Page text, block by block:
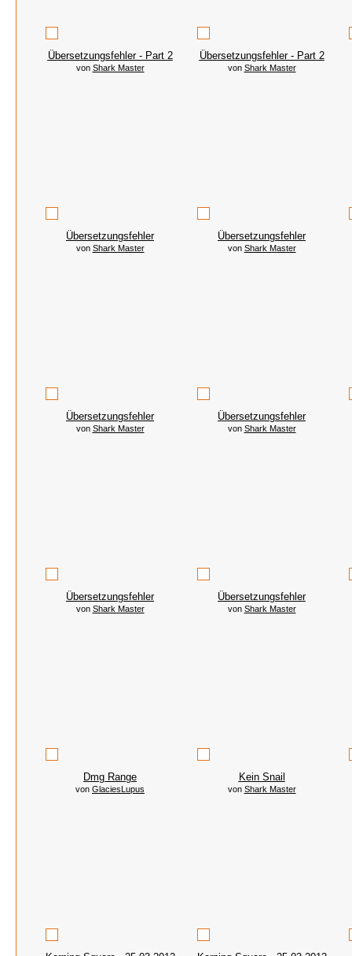
Übersetzungsfehler - Part 2
von Shark Master
Übersetzungsfehler - Part 2
von Shark Master
Übersetzungsfehler
von Shark Master
Übersetzungsfehler
von Shark Master
Übersetzungsfehler
von Shark Master
Übersetzungsfehler
von Shark Master
Übersetzungsfehler
von Shark Master
Übersetzungsfehler
von Shark Master
Dmg Range
von GlaciesLupus
Kein Snail
von Shark Master